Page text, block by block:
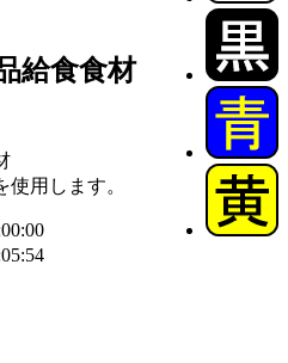
給食食材
用します。